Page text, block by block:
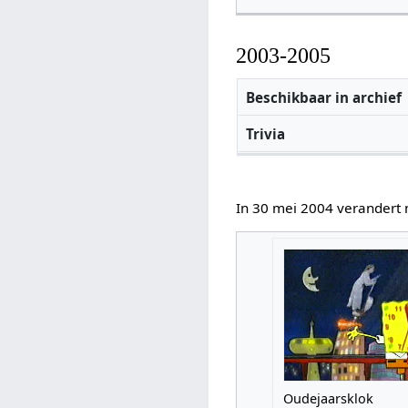
2003-2005
Beschikbaar in archief
Trivia
In 30 mei 2004 verandert
Oudejaarsklok